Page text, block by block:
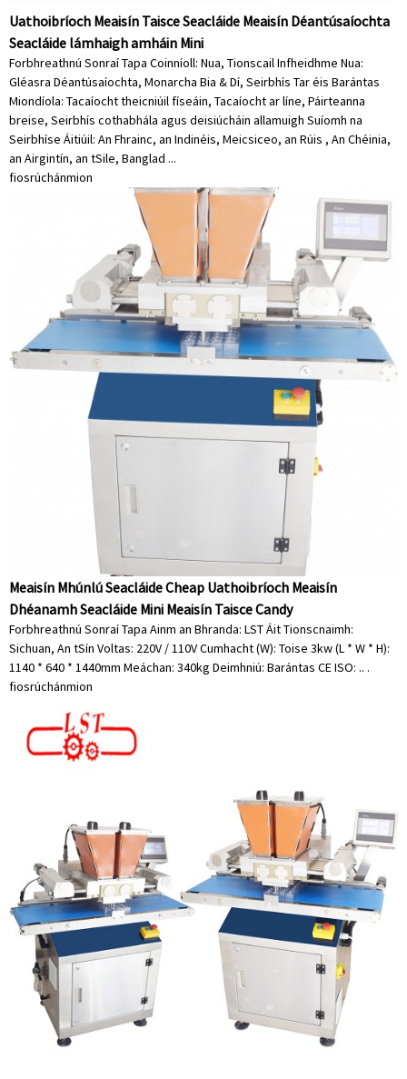
Uathoibríoch Meaisín Taisce Seacláide Meaisín Déantúsaíochta
Seacláide lámhaigh amháin Mini
Forbhreathnú Sonraí Tapa Coinníoll: Nua, Tionscail Infheidhme Nua:
Gléasra Déantúsaíochta, Monarcha Bia & Dí, Seirbhís Tar éis Barántas
Miondíola: Tacaíocht theicniúil físeáin, Tacaíocht ar líne, Páirteanna
breise, Seirbhís cothabhála agus deisiúcháin allamuigh Suíomh na
Seirbhíse Áitiúil: An Fhrainc, an Indinéis, Meicsiceo, an Rúis , An Chéinia,
an Airgintín, an tSile, Banglad ...
fiosrúchánmion
Meaisín Mhúnlú Seacláide Cheap Uathoibríoch Meaisín
Dhéanamh Seacláide Mini Meaisín Taisce Candy
Forbhreathnú Sonraí Tapa Ainm an Bhranda: LST Áit Tionscnaimh:
Sichuan, An tSín Voltas: 220V / 110V Cumhacht (W): Toise 3kw (L * W * H):
1140 * 640 * 1440mm Meáchan: 340kg Deimhniú: Barántas CE ISO: .. .
fiosrúchánmion